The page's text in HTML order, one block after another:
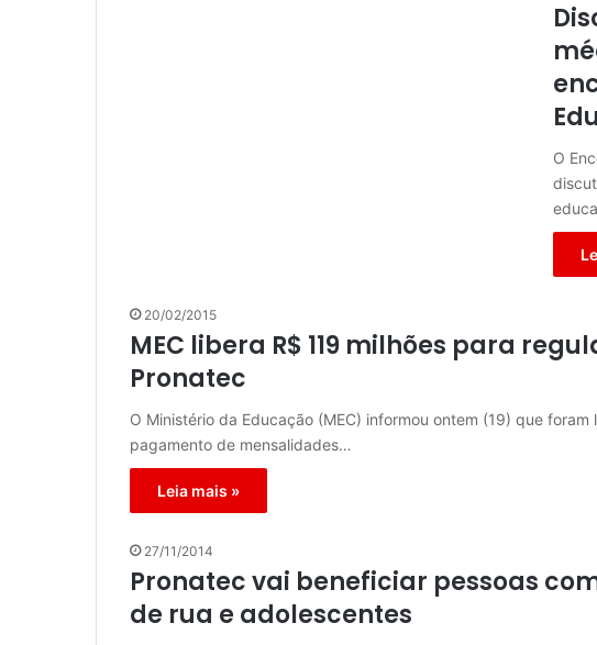
O
20/02/2015
MEC libera R$ 119 milhões para
Pronatec
O Ministério da Educação (MEC) informou ontem (19) que
pagamento de mensalidades…
Leia mais »
27/11/2014
Pronatec vai beneficiar pessoas
de rua e adolescentes